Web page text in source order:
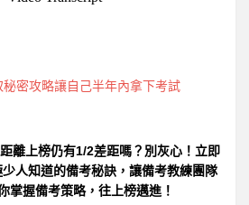
密攻略讓自己半年內拿下考試
離上榜仍有1/2差距嗎？別灰心！立即
人知道的備考秘訣，讓備考教練團隊
掌握備考策略，往上榜邁進！